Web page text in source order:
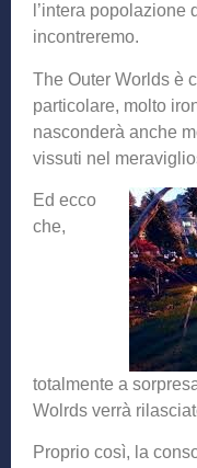
l’intera
incontreremo.
The Outer Worlds è
particolare, molto
nasconderà anche
vissuti nel
Ed ecco
che,
totalmente a
Wolrds verrà
Proprio così, la